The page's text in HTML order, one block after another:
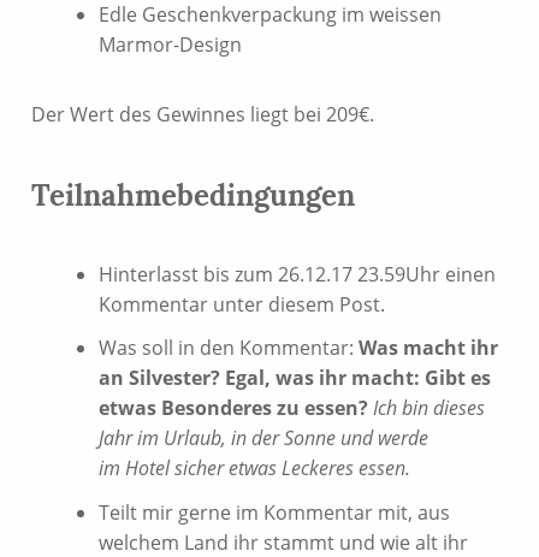
Edle Geschenkverpackung im weissen
Marmor-Design
Der Wert des Gewinnes liegt bei 209€.
Teilnahmebedingungen
Hinterlasst bis zum 26.12.17 23.59Uhr einen
Kommentar unter diesem Post.
Was soll in den Kommentar: Was macht ihr
an Silvester? Egal, was ihr macht: Gibt es
etwas Besonderes zu essen?Ich bin dieses
Jahr im Urlaub, in der Sonne und werde
im Hotel sicher etwas Leckeres essen.
Teilt mir gerne im Kommentar mit, aus
welchem Land ihr stammt und wie alt ihr